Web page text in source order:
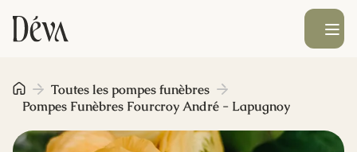
Obsèques
Prévoyance
Ouvrir le
Toutes les pompes funèbres
Pompes Funèbres Fourcroy André - Lapugnoy